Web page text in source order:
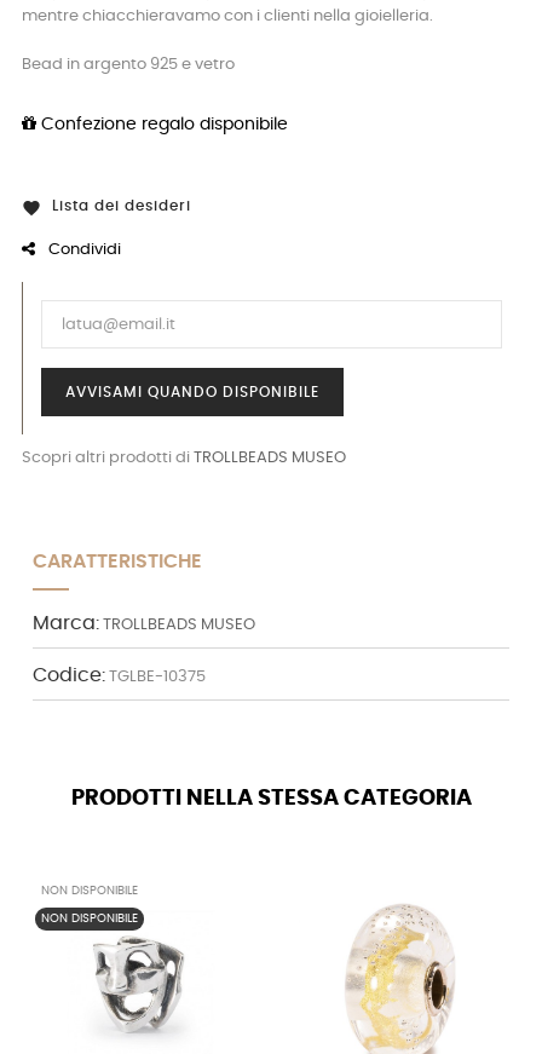
mentre chiacchieravamo con i clienti nella gioielleria.
Bead in argento 925 e vetro
Confezione regalo disponibile
 Lista dei desideri
Condividi
AVVISAMI QUANDO DISPONIBILE
Scopri altri prodotti di TROLLBEADS MUSEO
CARATTERISTICHE
Marca: TROLLBEADS MUSEO
Codice: TGLBE-10375
PRODOTTI NELLA STESSA CATEGORIA
NON DISPONIBILE
NON DISPONIBILE